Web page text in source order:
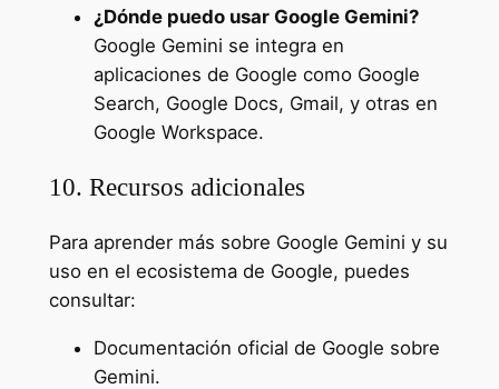
¿Dónde puedo usar Google Gemini?
Google Gemini se integra en
aplicaciones de Google como Google
Search, Google Docs, Gmail, y otras en
Google Workspace.
10. Recursos adicionales
Para aprender más sobre Google Gemini y su
uso en el ecosistema de Google, puedes
consultar:
Documentación oficial de Google sobre
Gemini.